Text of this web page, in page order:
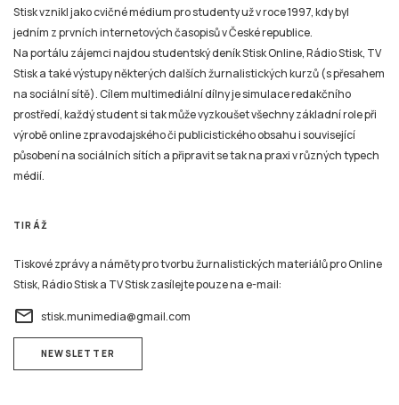
Stisk vznikl jako cvičné médium pro studenty už v roce 1997, kdy byl
jedním z prvních internetových časopisů v České republice.
Na portálu zájemci najdou studentský deník Stisk Online, Rádio Stisk, TV
Stisk a také výstupy některých dalších žurnalistických kurzů (s přesahem
na sociální sítě). Cílem multimediální dílny je simulace redakčního
prostředí, každý student si tak může vyzkoušet všechny základní role při
výrobě online zpravodajského či publicistického obsahu i související
působení na sociálních sítích a připravit se tak na praxi v různých typech
médií.
TIRÁŽ
Tiskové zprávy a náměty pro tvorbu žurnalistických materiálů pro Online
Stisk, Rádio Stisk a TV Stisk zasílejte pouze na e-mail:
email stisk.munimedia@gmail.com
NEWSLETTER